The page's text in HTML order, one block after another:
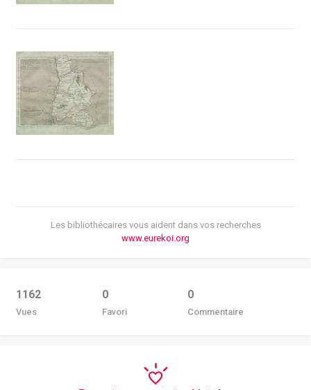
Les bibliothécaires vous aident dans vos recherches
www.eurekoi.org
1162
Vues
0
Favori
0
Commentaire